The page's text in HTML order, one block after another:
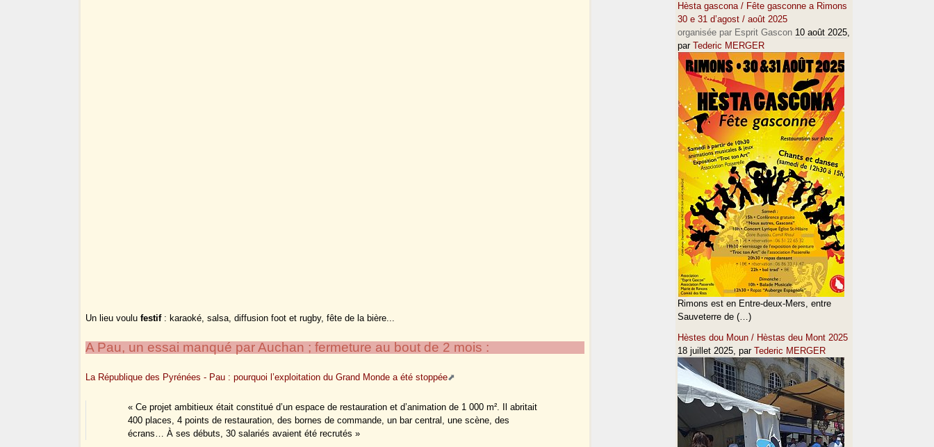
Un lieu voulufestif: karaoké, salsa, diffusion foot et rugby, fête de la bière...
A Pau, un essai manqué par Auchan ; fermeture au bout de 2 mois :
La République des Pyrénées - Pau : pourquoi l’exploitation du Grand Monde a été stoppée
« Ce projet ambitieux était constitué d’un espace de restauration et d’animation de 1 000 m². Il abritait
400 places, 4 points de restauration, des bornes de commande, un bar central, une scène, des
écrans… À ses débuts, 30 salariés avaient été recrutés »
Hèsta gascona / Fête gasconne a Rimons
30 e 31 d’agost / août 2025
organisée par Esprit Gascon 10 août 2025,
par Tederic MERGER
Rimons est en Entre-deux-Mers, entre
Sauveterre de (…)
Hèstes dou Moun / Hèstas deu Mont 2025
18 juillet 2025, par Tederic MERGER